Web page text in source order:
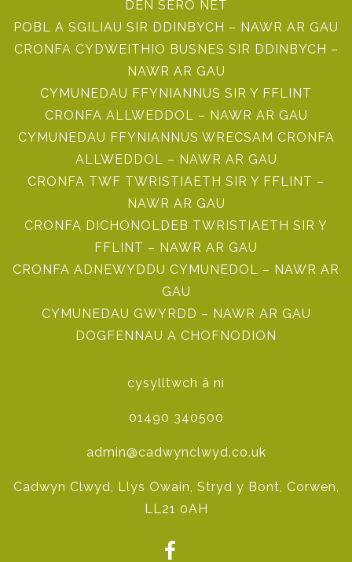
DEN SERO NET
POBL A SGILIAU SIR DDINBYCH – NAWR AR GAU
CRONFA CYDWEITHIO BUSNES SIR DDINBYCH –
NAWR AR GAU
CYMUNEDAU FFYNIANNUS SIR Y FFLINT
CRONFA ALLWEDDOL – NAWR AR GAU
CYMUNEDAU FFYNIANNUS WRECSAM CRONFA
ALLWEDDOL – NAWR AR GAU
CRONFA TWF TWRISTIAETH SIR Y FFLINT –
NAWR AR GAU
CRONFA DICHONOLDEB TWRISTIAETH SIR Y
FFLINT – NAWR AR GAU
CRONFA ADNEWYDDU CYMUNEDOL – NAWR AR
GAU
CYMUNEDAU GWYRDD – NAWR AR GAU
DOGFENNAU A CHOFNODION
cysylltwch â ni
01490 340500
admin@cadwynclwyd.co.uk
Cadwyn Clwyd, Llys Owain, Stryd y Bont, Corwen,
LL21 0AH